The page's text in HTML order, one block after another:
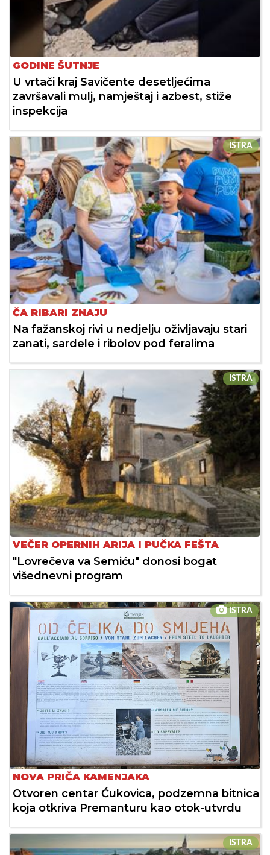
GODINE ŠUTNJE
U vrtači kraj Savičente desetljećima
završavali mulj, namještaj i azbest, stiže
inspekcija
ISTRA
ČA RIBARI ZNAJU
Na fažanskoj rivi u nedjelju oživljavaju stari
zanati, sardele i ribolov pod feralima
ISTRA
VEČER OPERNIH ARIJA I PUČKA FEŠTA
"Lovrečeva va Semiću" donosi bogat
višednevni program
ISTRA
NOVA PRIČA KAMENJAKA
Otvoren centar Ćukovica, podzemna bitnica
koja otkriva Premanturu kao otok-utvrdu
ISTRA